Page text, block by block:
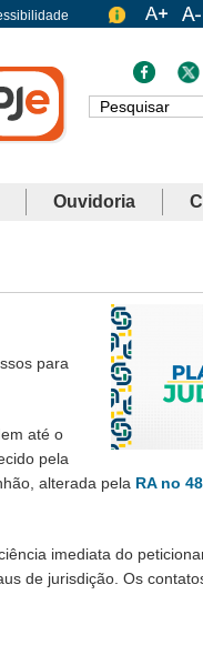
Busca
Ouvidoria
para
até o
pela
alterada pela RA no
imediata do
de jurisdição. Os